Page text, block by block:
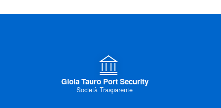
Gioia Tauro Port Security
Società Trasparente